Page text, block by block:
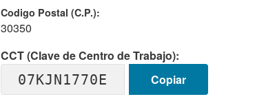
Codigo Postal (C.P.):
30350
CCT (Clave de Centro de Trabajo):
07KJN1770E
Copiar